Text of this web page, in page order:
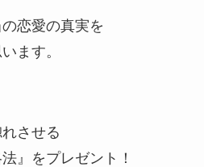
恋愛の真実を
ます。
させる
』をプレゼント！